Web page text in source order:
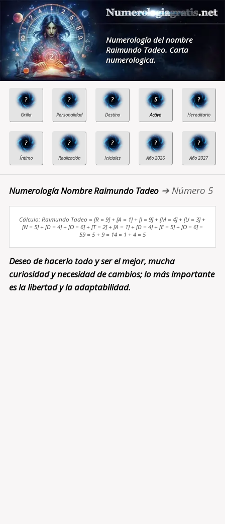
Numerología del nombre
Raimundo Tadeo. Carta
numerologica.
? ? ? 5 ?
? ? ? ? ?
Numerología Nombre Raimundo Tadeo➔ Número 5
Cálculo: Raimundo Tadeo = [R = 9] + [A = 1] + [I = 9] + [M = 4] + [U = 3] +
[N = 5] + [D = 4] + [O = 6] + [T = 2] + [A = 1] + [D = 4] + [E = 5] + [O = 6] =
59 = 5 + 9 = 14 = 1 + 4 = 5
Deseo de hacerlo todo y ser el mejor, mucha
curiosidad y necesidad de cambios; lo más importante
es la libertad y la adaptabilidad.